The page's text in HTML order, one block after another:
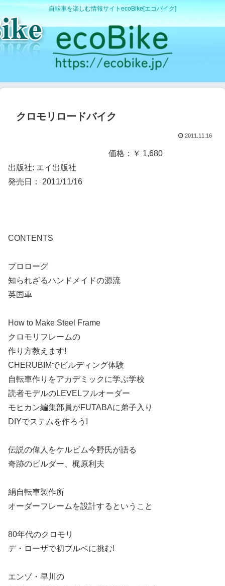
自転車を楽しむ情報サイトecoBike[エコバイク]
クロモリロードバイク
2011.11.16
価格：￥ 1,680
出版社: エイ出版社
発売日： 2011/11/16
CONTENTS
プロローグ
知られざるハンドメイドの源流
英国車
How to Make Steel Frame
クロモリフレームの
作り方教えます!
CHERUBIMでビルディング体験
自転車作りをアカデミックに学ぶ学校
読者モデルのLEVELフルオーダー
モヒカン編集部員がFUTABAに弟子入り
DIYでステムを作ろう!
伝説の偉人をケルビム今野氏が語る
奇跡のビルダー、梶原利夫
絹自転車製作所
オーダーフレームを設計するということ
80年代のクロモリ
デ・ローザで初ブルベに挑む!
エンゾ・早川の